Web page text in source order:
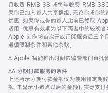
注
月收费 RMB 38 或每年收费 RMB 380
果你已加入家人共享群组，无论你或你
优惠。如果你或你的家人此前已领取
适用。优惠有效期为以下两者中的较晚
Apple 创作坊首次开放订阅服务后三个
遵循限制条件和其他条款。
脚
∆ Apple 智能推出时间依监管部门审批情
脚
注
∆∆ 分期付款服务的条件
上述所示分期付款金额仅为使用特定期
额，未显示小数点以后的金额)，实际支